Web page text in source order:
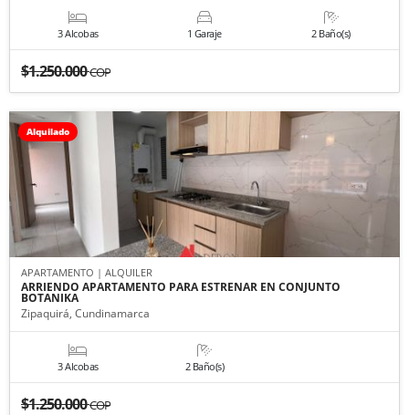
3 Alcobas 1 Garaje 2 Baño(s)
$1.250.000COP
Alquilado
APARTAMENTO | ALQUILER
ARRIENDO APARTAMENTO PARA ESTRENAR EN CONJUNTO
BOTANIKA
Zipaquirá, Cundinamarca
3 Alcobas 2 Baño(s)
$1.250.000COP